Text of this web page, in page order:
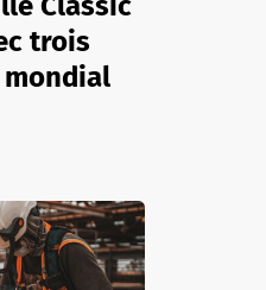
trois